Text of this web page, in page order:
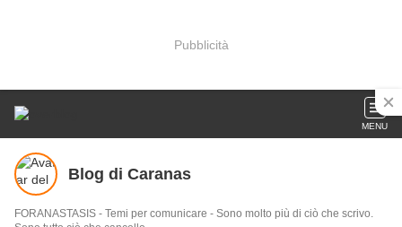
Pubblicità
MENU
Blog di Caranas
FORANASTASIS - Temi per comunicare - Sono molto più di ciò che scrivo.